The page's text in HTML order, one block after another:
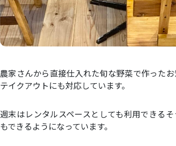
農家さんから直接仕入れた旬な野菜で作った
テイクアウトにも対応しています。
週末はレンタルスペースとしても利用できる
もできるようになっています。